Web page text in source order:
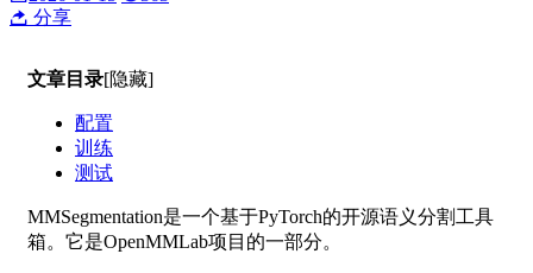
分享
文章目录[隐藏]
配置
训练
测试
MMSegmentation是一个基于PyTorch的开源语义分割工具
箱。它是OpenMMLab项目的一部分。